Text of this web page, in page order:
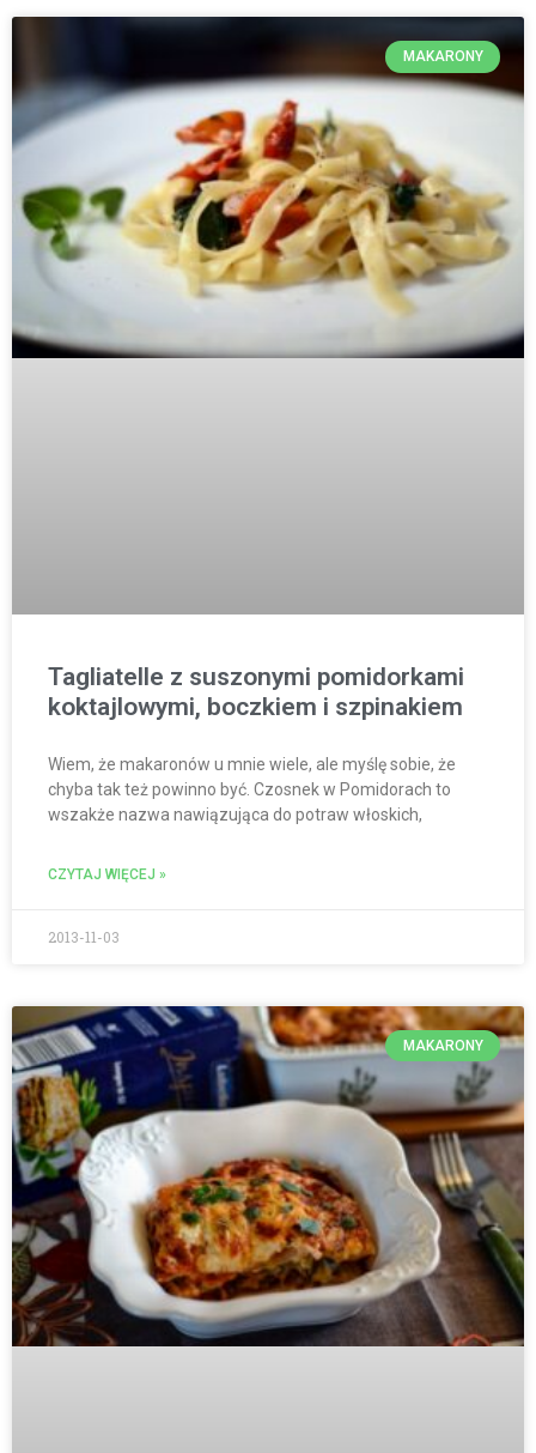
MAKARONY
Tagliatelle z suszonymi pomidorkami
koktajlowymi, boczkiem i szpinakiem
Wiem, że makaronów u mnie wiele, ale myślę sobie, że
chyba tak też powinno być. Czosnek w Pomidorach to
wszakże nazwa nawiązująca do potraw włoskich,
CZYTAJ WIĘCEJ »
2013-11-03
MAKARONY